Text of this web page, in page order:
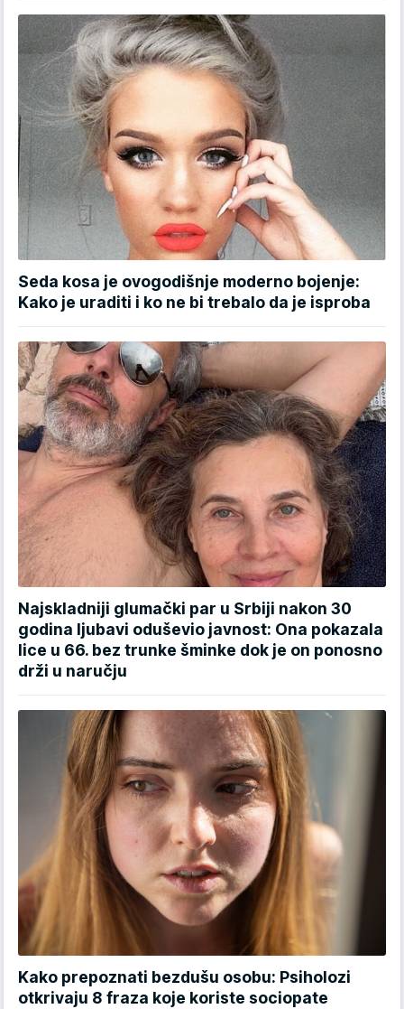
Seda kosa je ovogodišnje moderno bojenje:
Kako je uraditi i ko ne bi trebalo da je isproba
Najskladniji glumački par u Srbiji nakon 30
godina ljubavi oduševio javnost: Ona pokazala
lice u 66. bez trunke šminke dok je on ponosno
drži u naručju
Kako prepoznati bezdušu osobu: Psiholozi
otkrivaju 8 fraza koje koriste sociopate